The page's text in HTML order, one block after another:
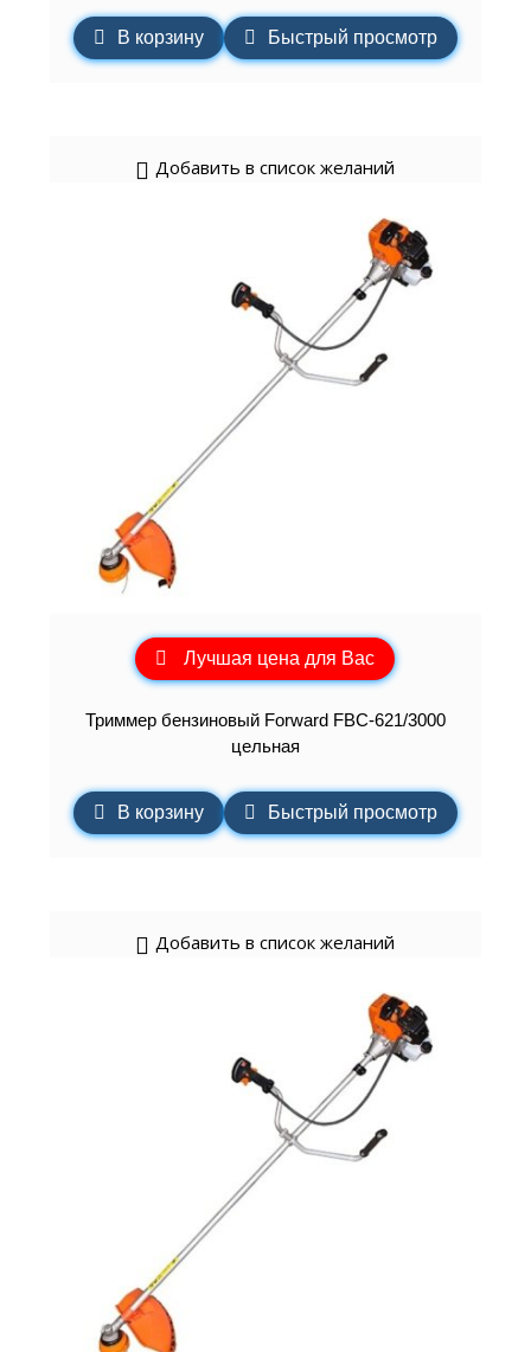
В корзину Быстрый просмотр
Добавить в список желаний
Лучшая цена для Вас
Триммер бензиновый Forward FBC-621/3000
цельная
В корзину Быстрый просмотр
Добавить в список желаний